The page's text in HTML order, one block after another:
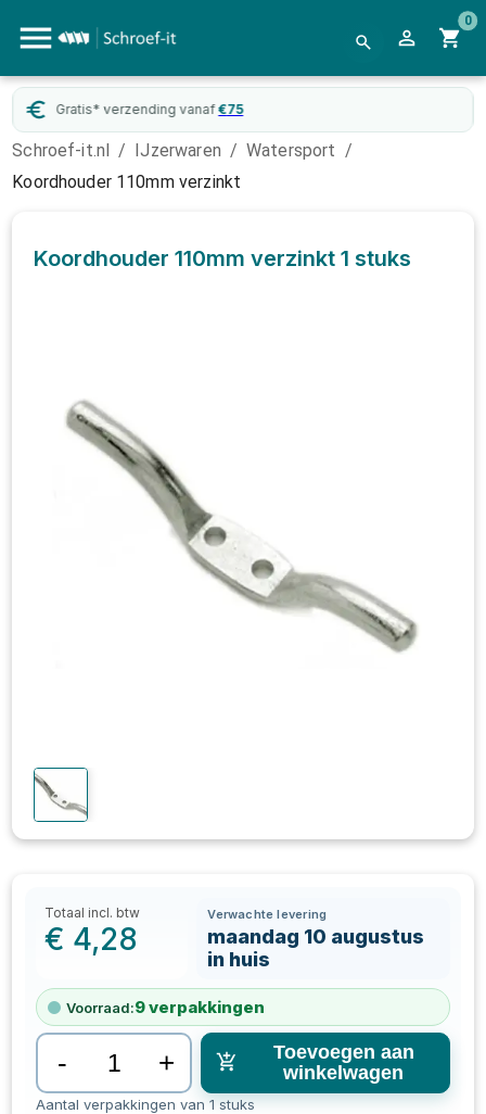
0
Gratis* verzending vanaf €75
Schroef-it.nl / IJzerwaren / Watersport /
Koordhouder 110mm verzinkt
Koordhouder 110mm verzinkt 1 stuks
Totaal incl. btw
€ 4,28
Verwachte levering
maandag 10 augustus
in huis
Voorraad:9verpakkingen
- +
Toevoegen aan
winkelwagen
Aantal verpakkingen van 1 stuks